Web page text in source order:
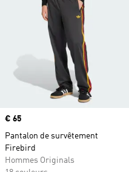
Prix
€ 65
Pantalon de survêtement
Firebird
Hommes Originals